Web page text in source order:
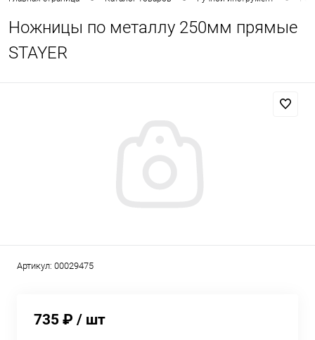
Ножницы по металлу 250мм прямые
STAYER
Артикул: 00029475
735 ₽ / шт